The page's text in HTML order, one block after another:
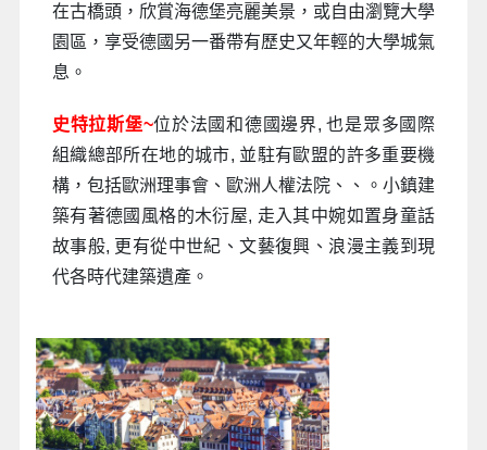
在古橋頭，欣賞海德堡亮麗美景，或自由瀏覽大學
園區，享受德國另一番帶有歷史又年輕的大學城氣
息。
史特拉斯堡~位於法國和德國邊界, 也是眾多國際
組織總部所在地的城市, 並駐有歐盟的許多重要機
構，包括歐洲理事會、歐洲人權法院、、。小鎮建
築有著德國風格的木衍屋, 走入其中婉如置身童話
故事般, 更有從中世紀、文藝復興、浪漫主義到現
代各時代建築遺產。